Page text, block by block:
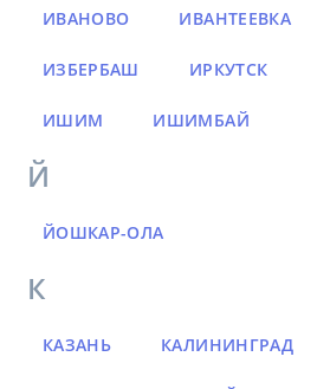
ИВАНОВО ИВАНТЕЕВКА
ИЗБЕРБАШ ИРКУТСК
ИШИМ ИШИМБАЙ
Й
ЙОШКАР-ОЛА
К
КАЗАНЬ КАЛИНИНГРАД